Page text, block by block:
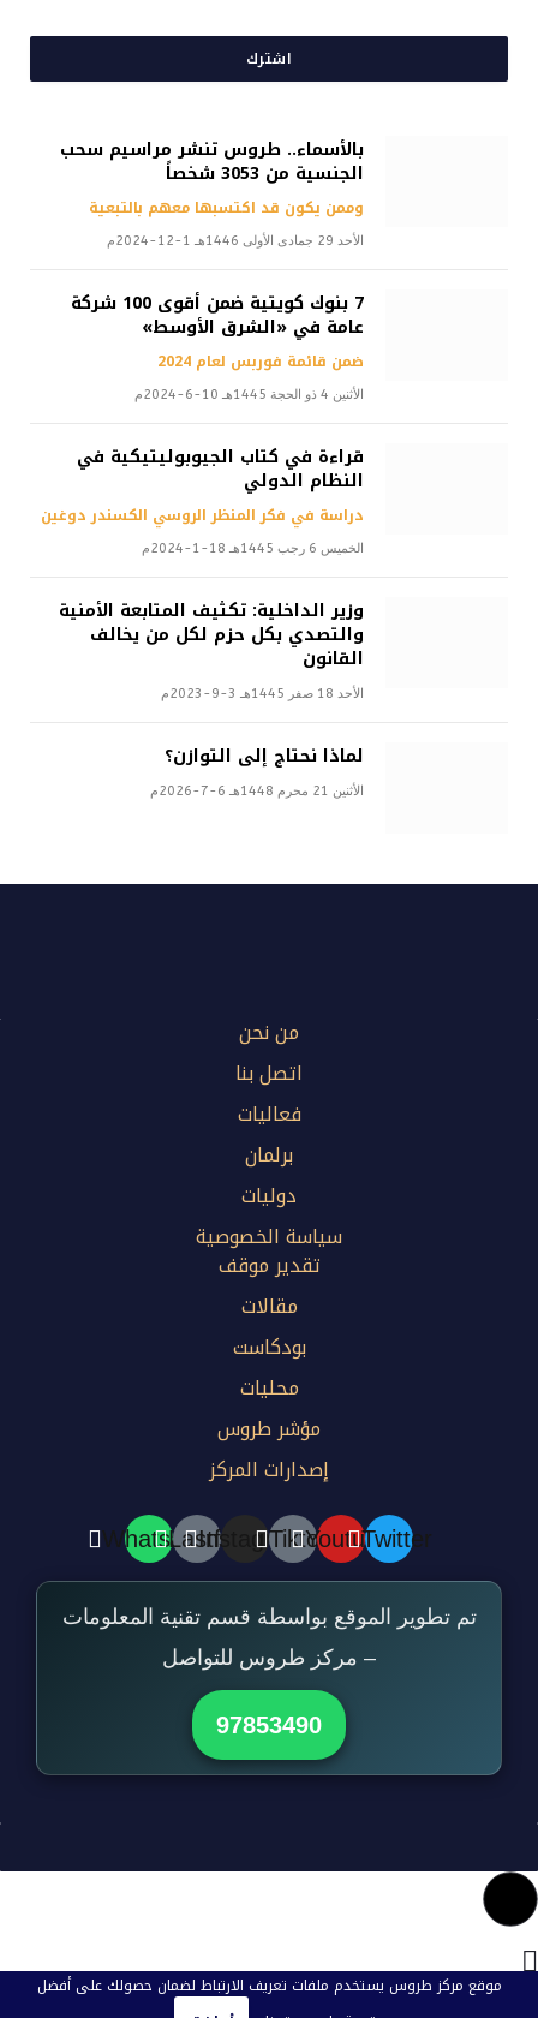
اشترك
بالأسماء.. طروس تنشر مراسيم سحب
الجنسية من 3053 شخصاً
وممن يكون قد اكتسبها معهم بالتبعية
الأحد 29 جمادى الأولى 1446هـ 1-12-2024م
7 بنوك كويتية ضمن أقوى 100 شركة
عامة في «الشرق الأوسط»
ضمن قائمة فوربس لعام 2024
الأثنين 4 ذو الحجة 1445هـ 10-6-2024م
قراءة في كتاب الجيوبوليتيكية في
النظام الدولي
دراسة في فكر المنظر الروسي الكسندر دوغين
الخميس 6 رجب 1445هـ 18-1-2024م
وزير الداخلية: تكثيف المتابعة الأمنية
والتصدي بكل حزم لكل من يخالف
القانون
الأحد 18 صفر 1445هـ 3-9-2023م
لماذا نحتاج إلى التوازن؟
الأثنين 21 محرم 1448هـ 6-7-2026م
من نحن
اتصل بنا
فعاليات
برلمان
دوليات
سياسة الخصوصية
تقدير موقف
مقالات
بودكاست
محليات
مؤشر طروس
إصدارات المركز
Twitter
Youtube
Tiktok
Instagram
Lastfm
Whatsapp
تم تطوير الموقع بواسطة قسم تقنية المعلومات
– مركز طروس للتواصل
97853490
موقع مركز طروس يستخدم ملفات تعريف الارتباط لضمان حصولك على أفضل